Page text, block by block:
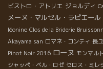
ビストロ・アトリエ ジョルディ
メーヌ・マルセル・ラピエール
léonine Clos de la Briderie
Akayama san ロマネ・コンティ 長
Pinot Noir 2016 ローヌ モンマル
シャッペ・ベル・ロゼ セロス・ミレ